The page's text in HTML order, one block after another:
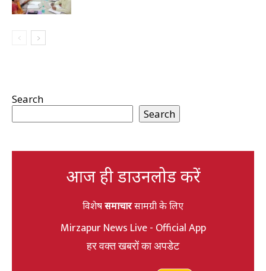
Search
Search
आज ही डाउनलोड करें
विशेषसमाचारसामग्री के लिए
Mirzapur News Live - Official App
हर वक्त खबरों का अपडेट